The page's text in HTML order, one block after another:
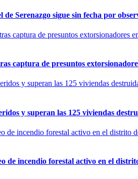
Serenazgo sigue sin fecha por
captura de presuntos
y superan las 125 viviendas
de incendio forestal activo en el